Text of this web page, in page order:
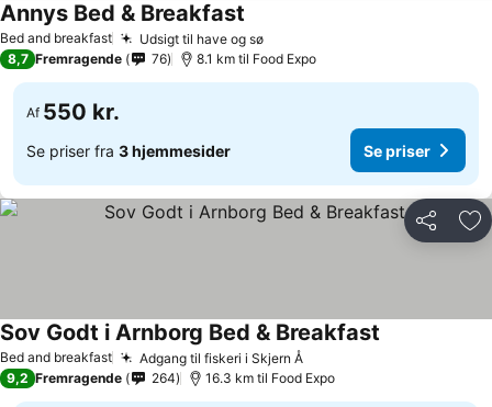
Bed and breakfast Udsigt til have og sø
Annys Bed & Breakfast
8,7 Fremragende 76 8.1 km til Food Expo
Af 550 kr.
Se priser fra 3 hjemmesider Se priser
Del
Bed and breakfast Adgang til fiskeri i Skjern Å
Sov Godt i Arnborg Bed & Breakfast
9,2 Fremragende 264 16.3 km til Food Expo